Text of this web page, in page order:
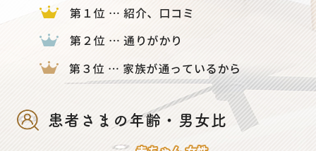
患者さまの年齢・男女比